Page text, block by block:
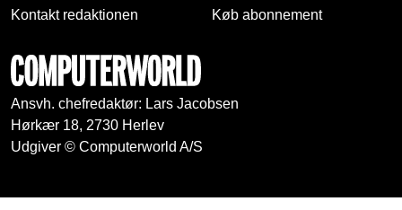
Kontakt redaktionen
Køb abonnement
Ansvh. chefredaktør: Lars Jacobsen
Hørkær 18, 2730 Herlev
Udgiver © Computerworld A/S